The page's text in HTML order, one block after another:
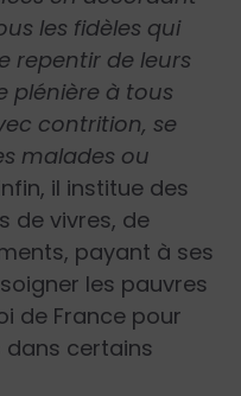
les fidèles qui
repentir de leurs
plénière à tous
contrition, se
malades ou
il institue des
de vivres, de
payant à ses
les pauvres
de France pour
dans certains